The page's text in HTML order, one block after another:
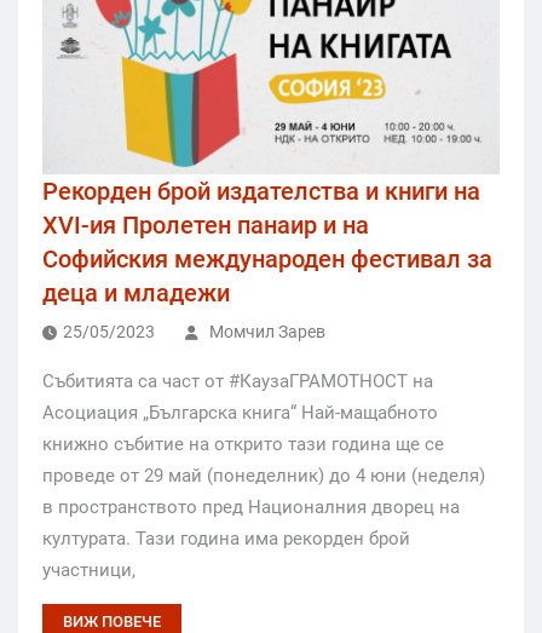
Рекорден брой издателства и книги на
XVI-ия Пролетен панаир и на
Софийския международен фестивал за
деца и младежи
25/05/2023 Момчил Зарев
Събитията са част от #КаузаГРАМОТНОСТ на
Асоциация „Българска книга“ Най-мащабното
книжно събитие на открито тази година ще се
проведе от 29 май (понеделник) до 4 юни (неделя)
в пространството пред Националния дворец на
културата. Тази година има рекорден брой
участници,
ВИЖ ПОВЕЧЕ